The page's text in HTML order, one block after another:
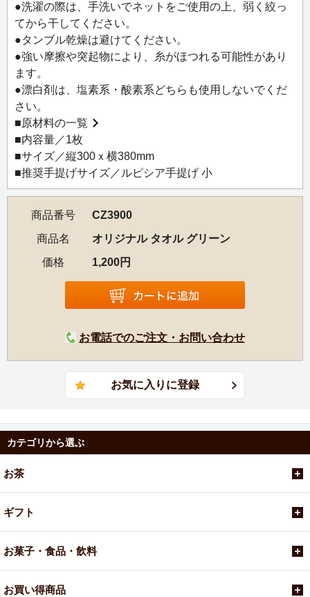
●洗濯の際は、手洗いでネットをご使用の上、弱く絞っ
てから干してください。
●タンブル乾燥は避けてください。
●強い摩擦や突起物により、糸がほつれる可能性があり
ます。
●漂白剤は、塩素系・酸素系どちらも使用しないでくだ
さい。
■原材料の一覧
■内容量／1枚
■サイズ／縦300ｘ横380mm
■推奨手提げサイズ／ルピシア手提げ 小
商品番号
CZ3900
商品名
オリジナル タオル グリーン
価格
1,200円
お電話でのご注文・お問い合わせ
カテゴリから選ぶ
お茶
ギフト
お菓子・食品・飲料
お買い得商品